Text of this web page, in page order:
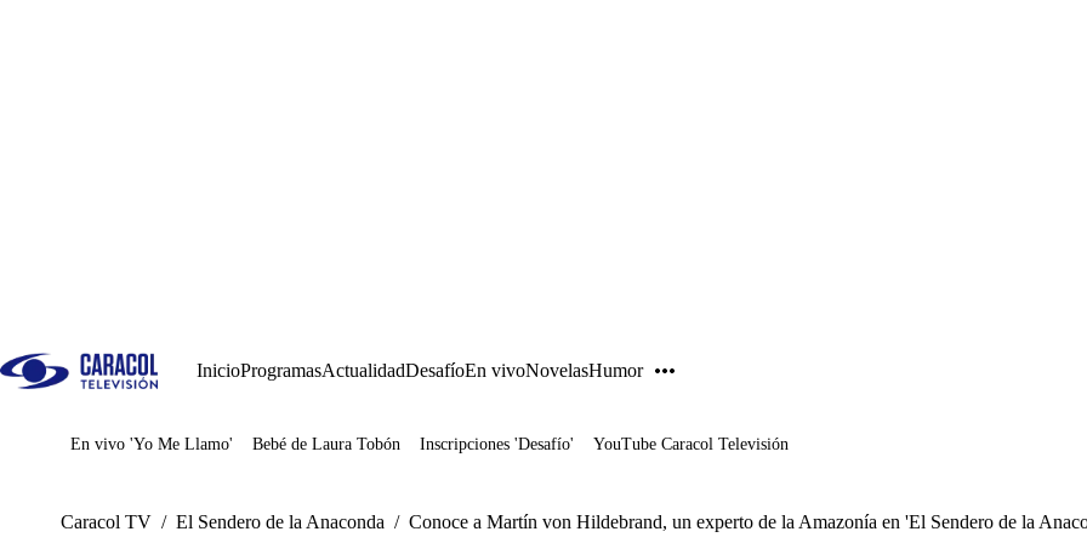
InicioProgramasActualidadDesafíoEn vivoNovelasHumor
Juegos
En vivo 'Yo Me Llamo' Bebé de Laura Tobón Inscripciones 'Desafío' YouTube Caracol Televisión
Caracol TV / El Sendero de la Anaconda / Conoce a Martín von Hildebrand, un experto de la Amazonía en 'El Sendero de la